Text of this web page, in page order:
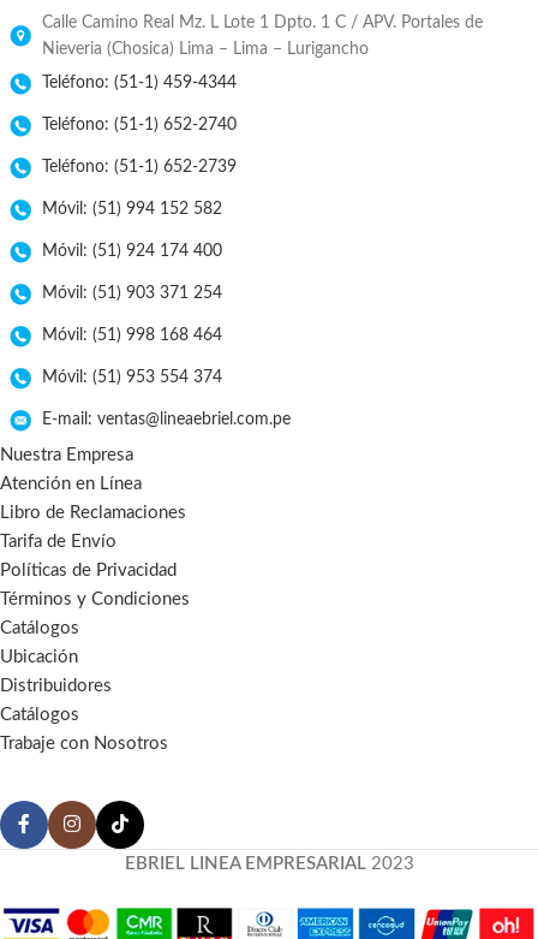
Calle Camino Real Mz. L Lote 1 Dpto. 1 C / APV. Portales de
Nieveria (Chosica) Lima – Lima – Lurigancho
Teléfono: (51-1) 459-4344
Teléfono: (51-1) 652-2740
Teléfono: (51-1) 652-2739
Móvil: (51) 994 152 582
Móvil: (51) 924 174 400
Móvil: (51) 903 371 254
Móvil: (51) 998 168 464
Móvil: (51) 953 554 374
E-mail: ventas@lineaebriel.com.pe
Nuestra Empresa
Atención en Línea
Libro de Reclamaciones
Tarifa de Envío
Políticas de Privacidad
Términos y Condiciones
Catálogos
Ubicación
Distribuidores
Catálogos
Trabaje con Nosotros
EBRIEL LINEA EMPRESARIAL 2023